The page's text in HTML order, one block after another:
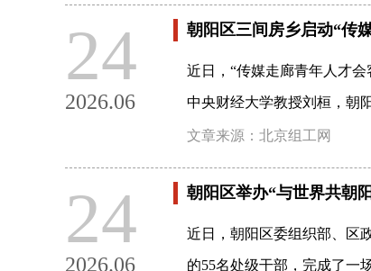
24
2026.06
朝阳区三间房乡启动“传
近日，“传媒走廊青年人才
中央财经大学教授刘桓，朝
文章来源：北京组工网
24
2026.06
朝阳区举办“与世界共朝
近日，朝阳区委组织部、区
的55名处级干部，完成了一